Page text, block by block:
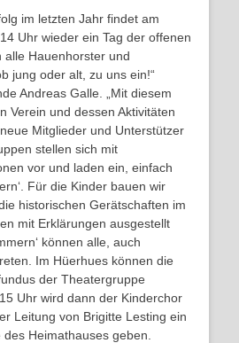
im letzten Jahr findet am
Uhr wieder ein Tag der offenen
alle Hauenhorster und
jung oder alt, zu uns ein!“
Andreas Galle. „Mit diesem
Verein und dessen Aktivitäten
Mitglieder und Unterstützer
stellen sich mit
vor und laden ein, einfach
Für die Kinder bauen wir
historischen Gerätschaften im
mit Erklärungen ausgestellt
können alle, auch
Im Hüerhues können die
der Theatergruppe
Uhr wird dann der Kinderchor
Leitung von Brigitte Lesting ein
Heimathauses geben.